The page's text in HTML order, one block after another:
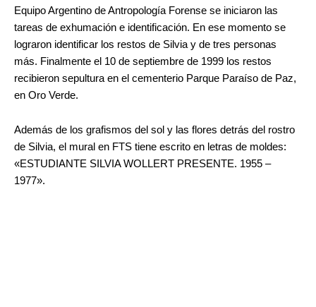
Equipo Argentino de Antropología Forense se iniciaron las
tareas de exhumación e identificación. En ese momento se
lograron identificar los restos de Silvia y de tres personas
más. Finalmente el 10 de septiembre de 1999 los restos
recibieron sepultura en el cementerio Parque Paraíso de Paz,
en Oro Verde.
Además de los grafismos del sol y las flores detrás del rostro
de Silvia, el mural en FTS tiene escrito en letras de moldes:
«ESTUDIANTE SILVIA WOLLERT PRESENTE. 1955 –
1977».